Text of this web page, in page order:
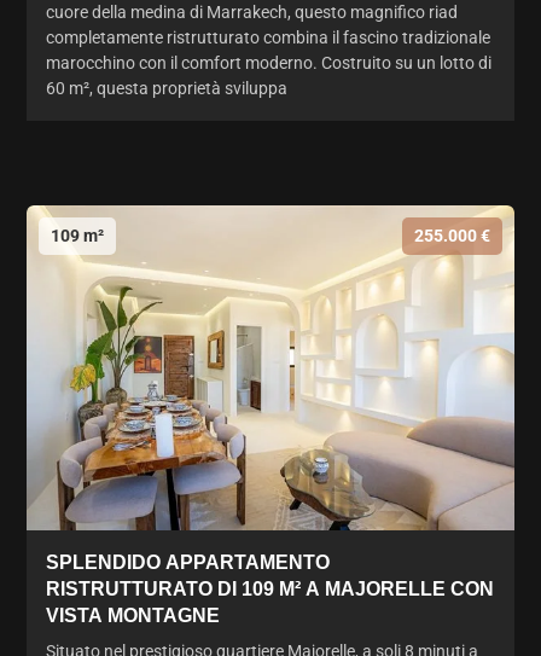
cuore della medina di Marrakech, questo magnifico riad
completamente ristrutturato combina il fascino tradizionale
marocchino con il comfort moderno. Costruito su un lotto di
60 m², questa proprietà sviluppa
109 m² 255.000 €
SPLENDIDO APPARTAMENTO
RISTRUTTURATO DI 109 M² A MAJORELLE CON
VISTA MONTAGNE
Situato nel prestigioso quartiere Majorelle, a soli 8 minuti a